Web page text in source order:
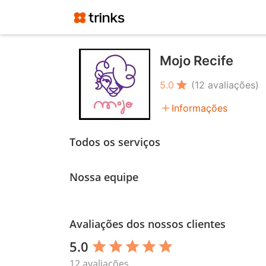
Mojo Recife
5.0 star (12 avaliações)
add Informações
Todos os serviços
Nossa equipe
Avaliações dos nossos clientes
5.0 star star star star star
12 avaliações